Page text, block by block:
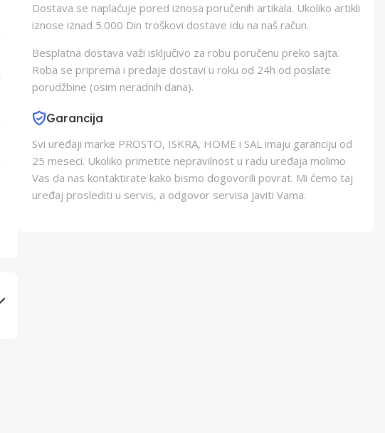
Dostava se naplaćuje pored iznosa poručenih artikala. Ukoliko artikli
iznose iznad 5.000 Din troškovi dostave idu na naš račun.
Besplatna dostava važi isključivo za robu poručenu preko sajta.
Roba se priprema i predaje dostavi u roku od 24h od poslate
porudžbine (osim neradnih dana).
Garancija
Svi uređaji marke PROSTO, ISKRA, HOME i SAL imaju garanciju od
25 meseci. Ukoliko primetite nepravilnost u radu uređaja molimo
Vas da nas kontaktirate kako bismo dogovorili povrat. Mi ćemo taj
uređaj proslediti u servis, a odgovor servisa javiti Vama.